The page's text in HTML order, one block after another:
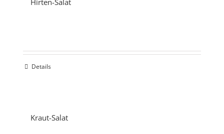
Hirten-Salat
Details
Kraut-Salat